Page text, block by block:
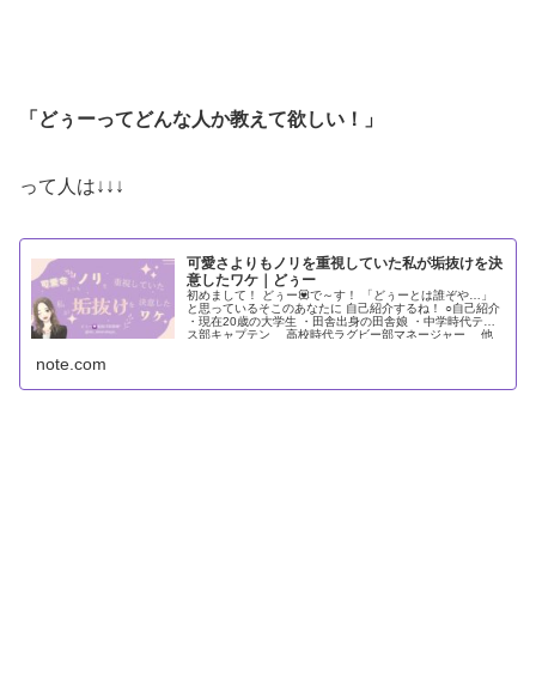
「どぅーってどんな人か教えて欲しい！」
って人は↓↓↓
可愛さよりもノリを重視していた私が垢抜けを決
意したワケ｜どぅー
初めまして！ どぅー💟で～す！ 「どぅーとは誰ぞや…」
と思っているそこのあなたに 自己紹介するね！ ○自己紹介
・現在20歳の大学生 ・田舎出身の田舎娘 ・中学時代テニ
ス部キャプテン 高校時代ラグビー部マネージャー 他
note.com